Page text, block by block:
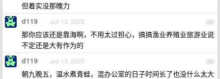
但着实没那魄力
45
d119 Jun 13, 2025
那你应该还是靠海啊，不用太过担心，搞搞渔业养殖业旅游业说
不定还是大有作为的
46
d119 Jun 13, 2025
朝九晚五，温水煮青蛙，混办公室的日子时间长了也没什么太大